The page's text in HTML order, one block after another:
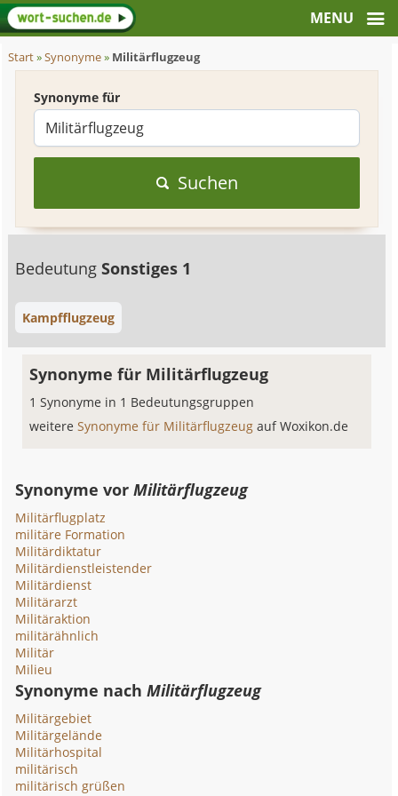
Start»Synonyme» Militärflugzeug
Synonyme für
Suchen
BedeutungSonstiges 1
Kampfflugzeug
Synonyme für Militärflugzeug
1 Synonyme in 1 Bedeutungsgruppen
weitereSynonyme für Militärflugzeugauf Woxikon.de
Synonyme vorMilitärflugzeug
Militärflugplatz
militäre Formation
Militärdiktatur
Militärdienstleistender
Militärdienst
Militärarzt
Militäraktion
militärähnlich
Militär
Milieu
Synonyme nachMilitärflugzeug
Militärgebiet
Militärgelände
Militärhospital
militärisch
militärisch grüßen